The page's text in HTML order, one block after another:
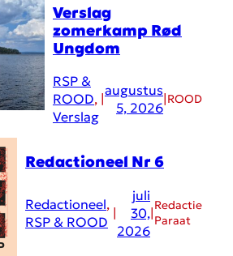
Verslag
zomerkamp Rød
Ungdom
RSP &
ROOD
Verslag
augustus
5, 2026
ROOD
Redactioneel Nr 6
Redactioneel
RSP & ROOD
|
juli
30,
2026
|Redactie
Paraat